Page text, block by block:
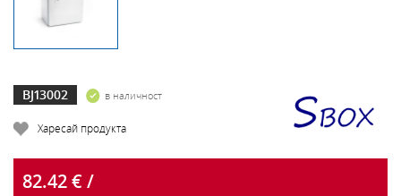
BJ13002 в наличност
Харесай продукта
82.42 € /